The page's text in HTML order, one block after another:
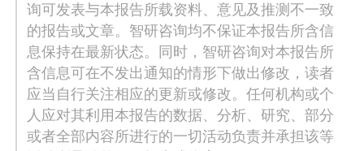
询可发表与本报告所载资料、意见及推测不一致
的报告或文章。智研咨询均不保证本报告所含信
息保持在最新状态。同时，智研咨询对本报告所
含信息可在不发出通知的情形下做出修改，读者
应当自行关注相应的更新或修改。任何机构或个
人应对其利用本报告的数据、分析、研究、部分
或者全部内容所进行的一切活动负责并承担该等